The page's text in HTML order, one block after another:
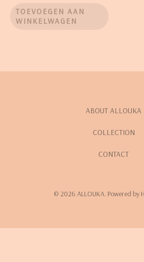
TOEVOEGEN AAN
WINKELWAGEN
ABOUT ALLOUKA
COLLECTION
CONTACT
© 2026 ALLOUKA. Powered by